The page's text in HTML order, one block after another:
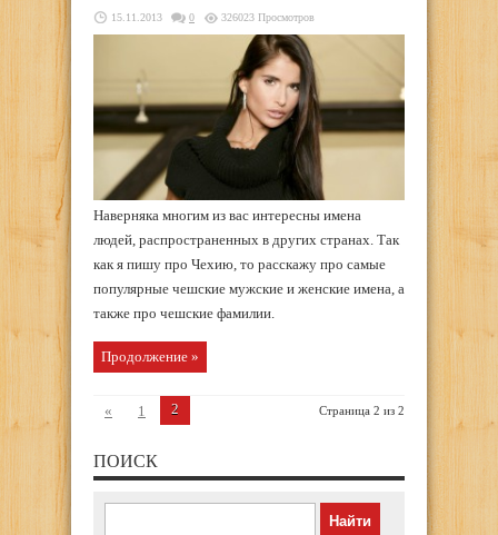
15.11.2013 0 326023 Просмотров
Наверняка многим из вас интересны имена
людей, распространенных в других странах. Так
как я пишу про Чехию, то расскажу про самые
популярные чешские мужские и женские имена, а
также про чешские фамилии.
Продолжение »
Страница 2 из 2
« 1 2
ПОИСК